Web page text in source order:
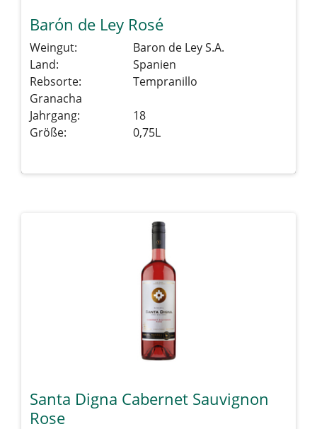
Barón de Ley Rosé
Weingut:
Baron de Ley S.A.
Land:
Spanien
Rebsorte:
Tempranillo
Granacha
Jahrgang:
18
Größe:
0,75L
Santa Digna Cabernet Sauvignon
Rose